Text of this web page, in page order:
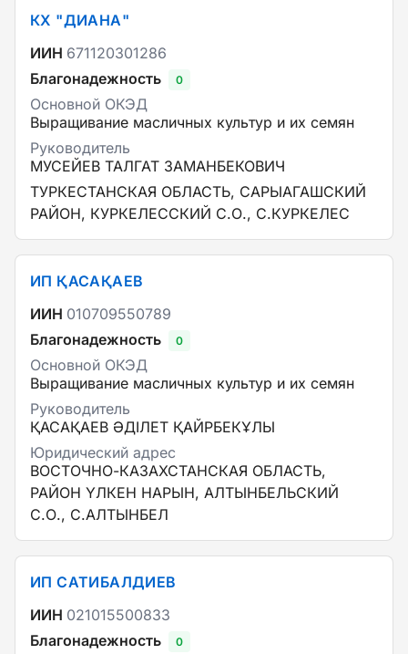
КХ "ДИАНА"
ИИН 671120301286
Благонадежность
0
Основной ОКЭД
Выращивание масличных культур и их семян
Руководитель
МУСЕЙЕВ ТАЛГАТ ЗАМАНБЕКОВИЧ
ТУРКЕСТАНСКАЯ ОБЛАСТЬ, САРЫАГАШСКИЙ
РАЙОН, КУРКЕЛЕССКИЙ С.О., С.КУРКЕЛЕС
ИП ҚАСАҚАЕВ
ИИН 010709550789
Благонадежность
0
Основной ОКЭД
Выращивание масличных культур и их семян
Руководитель
ҚАСАҚАЕВ ӘДІЛЕТ ҚАЙРБЕКҰЛЫ
Юридический адрес
ВОСТОЧНО-КАЗАХСТАНСКАЯ ОБЛАСТЬ,
РАЙОН ҮЛКЕН НАРЫН, АЛТЫНБЕЛЬСКИЙ
С.О., С.АЛТЫНБЕЛ
ИП САТИБАЛДИЕВ
ИИН 021015500833
Благонадежность
0